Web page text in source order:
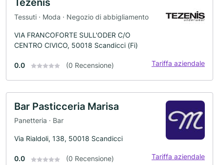
Tezenis
Tessuti · Moda · Negozio di abbigliamento
VIA FRANCOFORTE SULL'ODER C/O
CENTRO CIVICO, 50018 Scandicci (Fi)
0.0 (0 Recensione) Tariffa aziendale
Bar Pasticceria Marisa
Panetteria · Bar
Via Rialdoli, 138, 50018 Scandicci
0.0 (0 Recensione) Tariffa aziendale